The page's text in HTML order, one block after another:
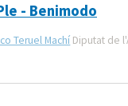
- Benimodo
Teruel Machí Diputat de